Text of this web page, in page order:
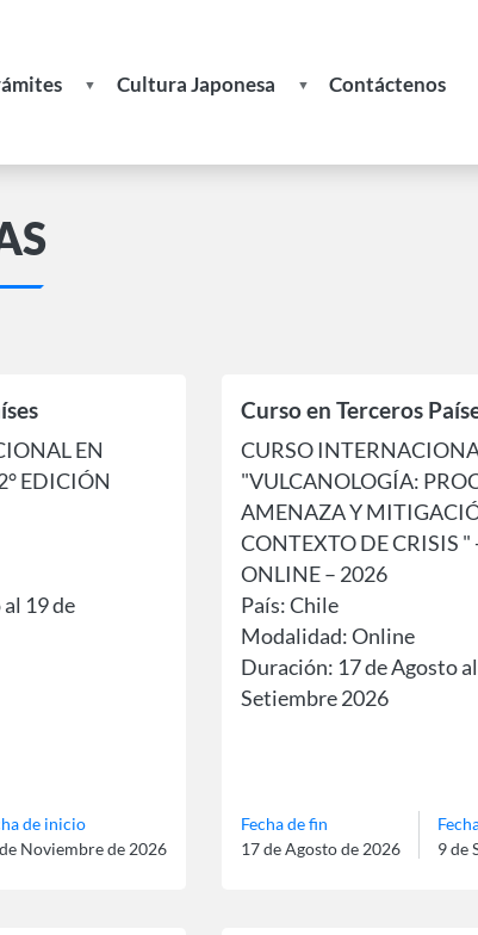
de Solicitud de Ingreso
Datos
Cultura Japonesa
Recetas
Contáctenos
EN
EDICIÓN
19 de
de inicio
Noviembre de 2026
Curso en Terceros
CURSO
"VULCANOLOGÍA:
AMENAZA Y
CONTEXTO DE CRISIS "
ONLINE – 2026
País: Chile
Modalidad: Online
Duración: 17 de Agosto
Setiembre 2026
Fecha de fin
17 de Agosto de 2026
9 de